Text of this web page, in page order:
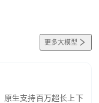
更多大模型
原生支持百万超长上下